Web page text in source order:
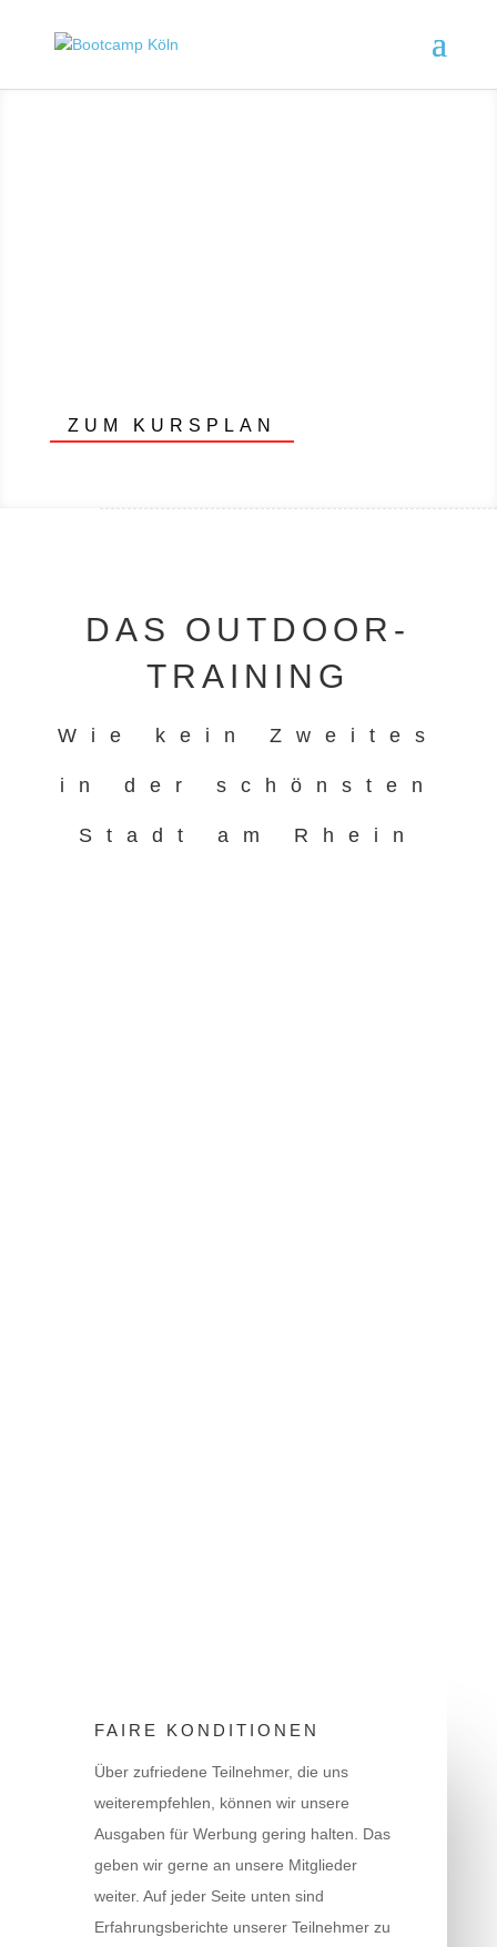
ZUM KURSPLAN
DAS OUTDOOR-
TRAINING
Wie kein Zweites
in der schönsten
Stadt am Rhein
FAIRE KONDITIONEN
Über zufriedene Teilnehmer, die uns
weiterempfehlen, können wir unsere
Ausgaben für Werbung gering halten. Das
geben wir gerne an unsere Mitglieder
weiter. Auf jeder Seite unten sind
Erfahrungsberichte unserer Teilnehmer zu